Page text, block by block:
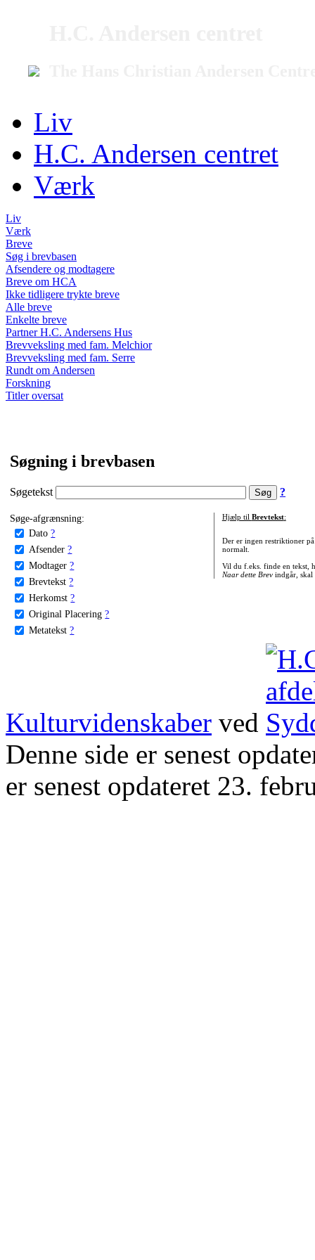
Liv
H.C. Andersen centret
Værk
Liv
Værk
Breve
Søg i brevbasen
Afsendere og modtagere
Breve om HCA
Ikke tidligere trykte breve
Alle breve
Enkelte breve
Partner H.C. Andersens Hus
Brevveksling med fam. Melchior
Brevveksling med fam. Serre
Rundt om Andersen
Forskning
Titler oversat
Søgning i brevbasen
Søgetekst ?
Søge-afgrænsning:
Dato ?
Afsender ?
Modtager ?
Brevtekst ?
Herkomst ?
Original Placering ?
Metatekst ?
Hjælp til Brevtekst:
Der er ingen restriktioner
normalt.
Vil du f.eks. finde en tekst,
Naar dette Brevindgår, skal
Kulturvidenskaber ved
Denne side er senest
er senest opdateret 23.